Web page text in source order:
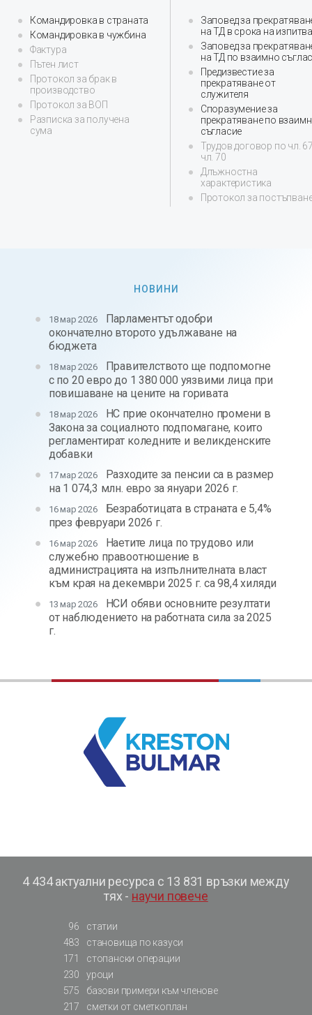
Командировка в страната
Командировка в чужбина
Фактура
Пътен лист
Протокол за брак в
производство
Протокол за ВОП
Разписка за получена
сума
Заповед за
на ТД в срока на
Заповед за
на ТД по взаимно
Предизвестие за
прекратяване от
служителя
Споразумение за
прекратяване по
съгласие
Трудов договор по чл.
чл. 70
Длъжностна
характеристика
Протокол за
НОВИНИ
18 мар 2026
Парламентът одобри
окончателно второто удължаване на
бюджета
18 мар 2026
Правителството ще подпомогне
с по 20 евро до 1 380 000 уязвими лица при
повишаване на цените на горивата
18 мар 2026
НС прие окончателно промени в
Закона за социалното подпомагане, които
регламентират коледните и великденските
добавки
17 мар 2026
Разходите за пенсии са в размер
на 1 074,3 млн. евро за януари 2026 г.
16 мар 2026
Безработицата в страната е 5,4%
през февруари 2026 г.
16 мар 2026
Наетите лица по трудово или
служебно правоотношение в
администрацията на изпълнителната власт
към края на декември 2025 г. са 98,4 хиляди
13 мар 2026
НСИ обяви основните резултати
от наблюдението на работната сила за 2025
г.
4 434 актуални ресурса с 13 831 връзки между
тях - научи повече
96
статии
483
становища по казуси
171
стопански операции
230
уроци
575
базови примери към членове
217
сметки от сметкоплан